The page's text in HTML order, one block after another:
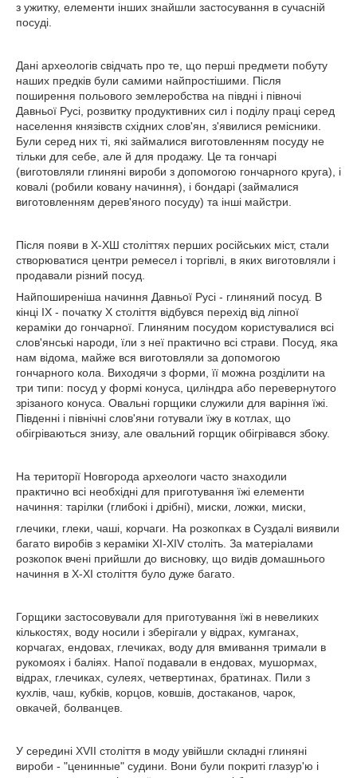
з ужитку, елементи інших знайшли застосування в сучасній
посуді.
Дані археологів свідчать про те, що перші предмети побуту
наших предків були самими найпростішими. Після
поширення польового землеробства на півдні і півночі
Давньої Русі, розвитку продуктивних сил і поділу праці серед
населення князівств східних слов'ян, з'явилися ремісники.
Були серед них ті, які займалися виготовленням посуду не
тільки для себе, але й для продажу. Це та гончарі
(виготовляли глиняні вироби з допомогою гончарного круга), і
ковалі (робили ковану начиння), і бондарі (займалися
виготовленням дерев'яного посуду) та інші майстри.
Після появи в Х-ХШ століттях перших російських міст, стали
створюватися центри ремесел і торгівлі, в яких виготовляли і
продавали різний посуд.
Найпоширеніша начиння Давньої Русі - глиняний посуд. В
кінці IX - початку Х століття відбувся перехід від ліпної
кераміки до гончарної. Глиняним посудом користувалися всі
слов'янські народи, їли з неї практично всі страви. Посуд, яка
нам відома, майже вся виготовляли за допомогою
гончарного кола. Виходячи з форми, її можна розділити на
три типи: посуд у формі конуса, циліндра або перевернутого
зрізаного конуса. Овальні горщики служили для варіння їжі.
Південні і північні слов'яни готували їжу в котлах, що
обігріваються знизу, але овальний горщик обігрівався збоку.
На території Новгорода археологи часто знаходили
практично всі необхідні для приготування їжі елементи
начиння: тарілки (глибокі і дрібні), миски, ложки, миски,
глечики, глеки, чаші, корчаги. На розкопках в Суздалі виявили
багато виробів з кераміки XI-XIV століть. За матеріалами
розкопок вчені прийшли до висновку, що видів домашнього
начиння в X-XI століття було дуже багато.
Горщики застосовували для приготування їжі в невеликих
кількостях, воду носили і зберігали у відрах, кумганах,
корчагах, ендовах, глечиках, воду для вмивання тримали в
рукомоях і баліях. Напої подавали в ендовах, мушормах,
відрах, глечиках, сулеях, четвертинах, братинах. Пили з
кухлів, чаш, кубків, корцов, ковшів, достаканов, чарок,
овкачей, болванцев.
У середині XVII століття в моду увійшли складні глиняні
вироби - "ценинные" судини. Вони були покриті глазур'ю і